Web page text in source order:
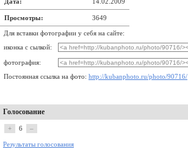
Просмотры: 3649
Для вставки фотографии у себя на сайте:
иконка с сылкой:
фотография:
Постоянная ссылка на фото: http://kubanphoto.ru/photo/90716/
Голосование
+ 6 –
Результаты голосования